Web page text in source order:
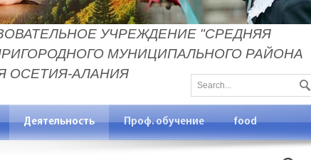
УЧРЕЖДЕНИЕ "СРЕДНЯЯ
МУНИЦИПАЛЬНОГО РАЙОНА
ОСЕТИЯ-АЛАНИЯ
Деятельность Проф. обучение food